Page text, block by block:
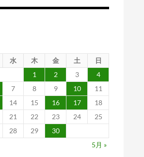
水 木 金 土
日
1
2 3
4
7 8 9 10
11
14 15 16 17
18
21 22 23 24
25
28 29
30
5月 »